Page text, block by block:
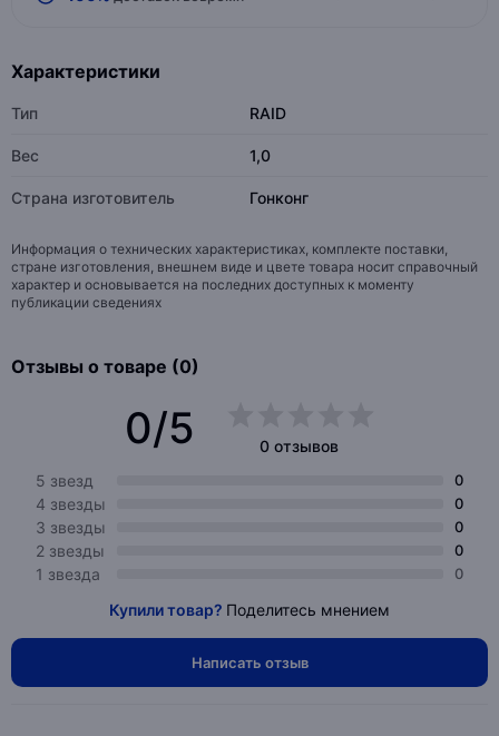
Характеристики
Тип RAID
Вес 1,0
Страна изготовитель Гонконг
Информация о технических характеристиках, комплекте поставки,
стране изготовления, внешнем виде и цвете товара носит справочный
характер и основывается на последних доступных к моменту
публикации сведениях
Отзывы о товаре (0)
0/5
0 отзывов
5 звезд
0
4 звезды 0
3 звезды 0
2 звезды 0
1 звезда 0
Купили товар? Поделитесь мнением
Написать отзыв